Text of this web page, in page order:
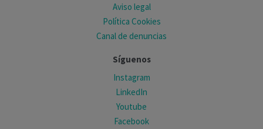
Aviso legal
Política Cookies
Canal de denuncias
Síguenos
Instagram
LinkedIn
Youtube
Facebook